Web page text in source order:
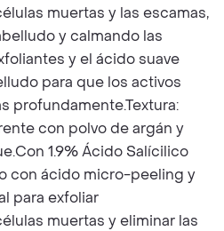
muertas y las escamas,
y calmando las
y el ácido suave
para que los activos
profundamente.​Textura:
con polvo de argán y
1.9% Ácido Salícilico
con ácido micro-peeling y
para exfoliar
muertas y eliminar las